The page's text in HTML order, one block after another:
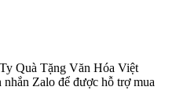
Quà Tặng Văn Hóa Việt
Zalo để được hỗ trợ mua